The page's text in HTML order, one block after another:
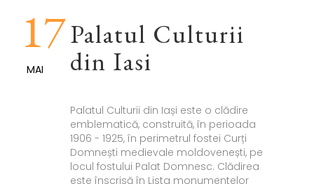
17
MAI
Palatul Culturii
din Iasi
Palatul Culturii din Iași este o clădire
emblematică, construită, în perioada
1906 - 1925, în perimetrul fostei Curți
Domnești medievale moldovenești, pe
locul fostului Palat Domnesc. Clădirea
este înscrisă în Lista monumentelor